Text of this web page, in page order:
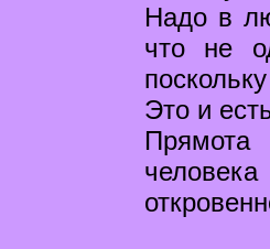
Надо в
что не
Это и
Прямота